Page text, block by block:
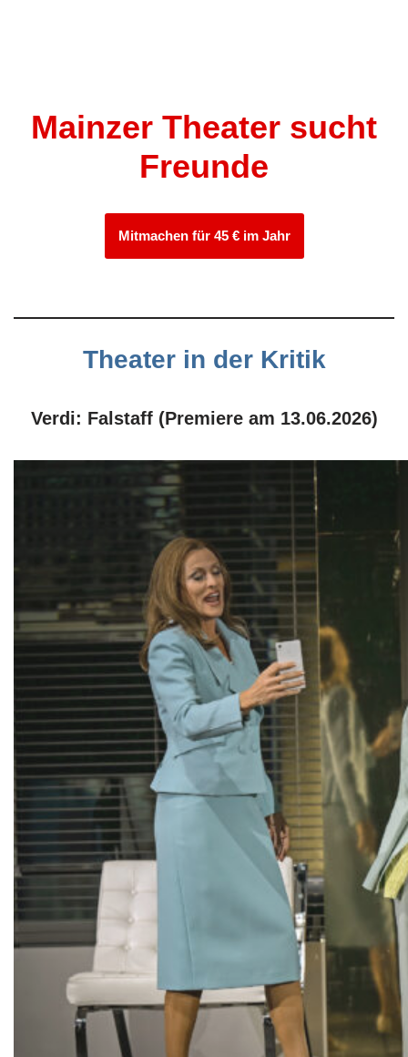
Mainzer Theater sucht
Freunde
Mitmachen für 45 € im Jahr
Theater in der Kritik
Verdi: Falstaff (Premiere am 13.06.2026)